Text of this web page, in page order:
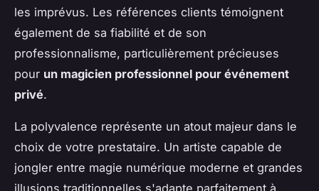
les imprévus. Les références clients témoignent
également de sa fiabilité et de son
professionnalisme, particulièrement précieuses
pour un magicien professionnel pour événement
privé.
La polyvalence représente un atout majeur dans le
choix de votre prestataire. Un artiste capable de
jongler entre magie numérique moderne et grandes
illusions traditionnelles s'adapte parfaitement à